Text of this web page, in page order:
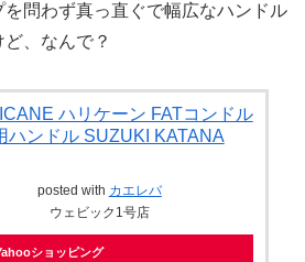
問わず真っ直ぐで幅広なハンドル
、なんで？
ハリケーン FATコンドル
ハンドル SUZUKI KATANA
posted with カエレバ
ウェビック1号店
ショッピング